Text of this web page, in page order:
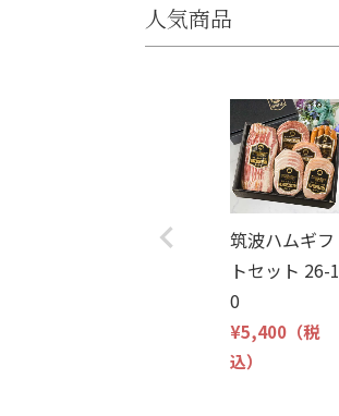
人気商品
筑波ハムギフ
トセット 26-1
0
¥5,400 （税
込）